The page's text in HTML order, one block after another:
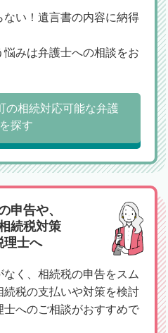
い！遺言書の内容に納得
みは弁護士への相談をお
の相続対応可能な弁護
探す
申告や、
続税対策
理士へ
く、相続税の申告をスム
税の支払いや対策を検討
士へのご相談がおすすめで